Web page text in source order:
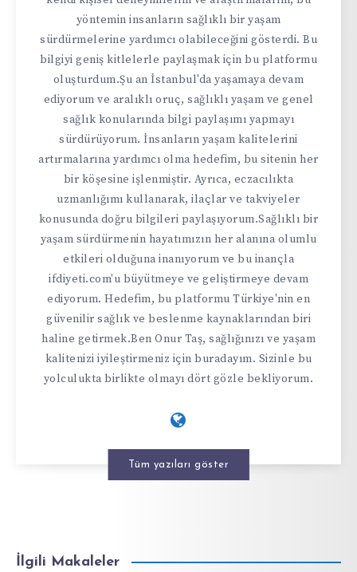
yöntemin insanların sağlıklı bir yaşam
sürdürmelerine yardımcı olabileceğini gösterdi. Bu
bilgiyi geniş kitlelerle paylaşmak için bu platformu
oluşturdum.Şu an İstanbul'da yaşamaya devam
ediyorum ve aralıklı oruç, sağlıklı yaşam ve genel
sağlık konularında bilgi paylaşımı yapmayı
sürdürüyorum. İnsanların yaşam kalitelerini
artırmalarına yardımcı olma hedefim, bu sitenin her
bir köşesine işlenmiştir. Ayrıca, eczacılıkta
uzmanlığımı kullanarak, ilaçlar ve takviyeler
konusunda doğru bilgileri paylaşıyorum.Sağlıklı bir
yaşam sürdürmenin hayatımızın her alanına olumlu
etkileri olduğuna inanıyorum ve bu inançla
ifdiyeti.com'u büyütmeye ve geliştirmeye devam
ediyorum. Hedefim, bu platformu Türkiye'nin en
güvenilir sağlık ve beslenme kaynaklarından biri
haline getirmek.Ben Onur Taş, sağlığınızı ve yaşam
kalitenizi iyileştirmeniz için buradayım. Sizinle bu
yolculukta birlikte olmayı dört gözle bekliyorum.
Tüm yazıları göster
İlgili Makaleler